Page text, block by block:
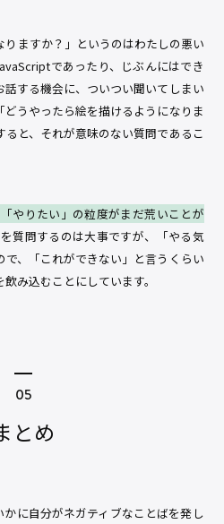
りますか？」というのはわたしの悪い
であったり、じぶんにはでき
する機会に、ついつい聞いてしまい
うやったら絵を描けるようになりま
と、それが意味のない質問であるこ
やりたい」の粒度がまだ荒いことが
質問するのは大事ですが、「やる気
、「これができない」と言うくらい
み込むことにしています。
とめ
に自分がネガティブなことばを発し